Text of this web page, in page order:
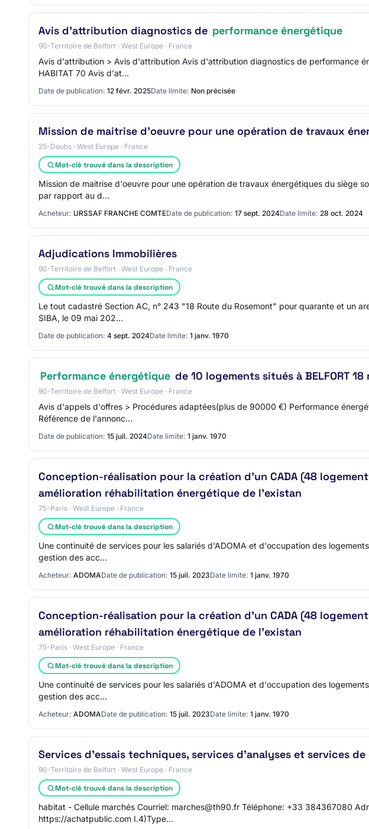
Avis d'attribution diagnostics de performance énergétique
90-Territoire de Belfort · West Europe · France
Avis d'attribution > Avis d'attribution Avis d'attribution diagnostics de performance
HABITAT 70 Avis d'at…
Date de publication: 12 févr. 2025Date limite: Non précisée
Mission de maitrise d'oeuvre pour une opération de travaux
25-Doubs · West Europe · France
Mot-clé trouvé dans la description
Mission de maitrise d'oeuvre pour une opération de travaux énergétiques du siège
par rapport au d…
Acheteur: URSSAF FRANCHE COMTEDate de publication: 17 sept. 2024Date limite: 28 oct. 2024
Adjudications Immobilières
90-Territoire de Belfort · West Europe · France
Mot-clé trouvé dans la description
Le tout cadastré Section AC, n° 243 "18 Route du Rosemont" pour quarante et un
SIBA, le 09 mai 202…
Date de publication: 4 sept. 2024Date limite: 1 janv. 1970
Performance énergétique de 10 logements situés à BELFORT
90-Territoire de Belfort · West Europe · France
Avis d'appels d'offres > Procédures adaptées(plus de 90000 €) Performance
Référence de l'annonc…
Date de publication: 15 juil. 2024Date limite: 1 janv. 1970
Conception-réalisation pour la création d'un CADA (48
amélioration réhabilitation énergétique de l'existan
75-Paris · West Europe · France
Mot-clé trouvé dans la description
Une continuité de services pour les salariés d'ADOMA et d'occupation des
gestion des acc…
Acheteur: ADOMADate de publication: 15 juil. 2023Date limite: 1 janv. 1970
Conception-réalisation pour la création d'un CADA (48
amélioration réhabilitation énergétique de l'existan
75-Paris · West Europe · France
Mot-clé trouvé dans la description
Une continuité de services pour les salariés d'ADOMA et d'occupation des
gestion des acc…
Acheteur: ADOMADate de publication: 15 juil. 2023Date limite: 1 janv. 1970
Services d'essais techniques, services d'analyses et services de
90-Territoire de Belfort · West Europe · France
Mot-clé trouvé dans la description
habitat - Cellule marchés Courriel: marches@th90.fr Téléphone: +33 384367080
https://achatpublic.com I.4)Type…